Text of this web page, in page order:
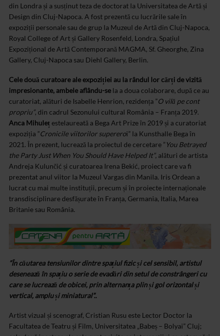
din Londra și a susținut teza de doctorat la Universitatea de Artă și
Design din Cluj-Napoca. A fost prezentă cu lucrările sale în
expoziții personale sau de grup la Muzeul de Artă din Cluj-Napoca,
Royal College of Art și Gallery Rosenfeld, Londra, Spațiul
Expozițional de Artă Contemporană MAGMA, Sf. Gheorghe, Zina
Gallery, Cluj-Napoca sau Diehl Gallery, Berlin.
Cele două curatoare ale expoziției au la rândul lor cărți de vizită
impresionante, ambele aflându-se la a doua colaborare, după ce au
curatoriat, alături de Isabelle Henrion, rezidența ”O vilă pe cont
propriu”, din cadrul Sezonului cultural România – Franța 2019.
Anca Mihuleț estelaureată a Bega Art Prize în 2019 și a curatoriat
expoziția ”Cronicile viitorilor supereroi” la Kunsthalle Bega în
2021. În prezent, lucrează la proiectul de cercetare ” You Betrayed
the Party Just When You Should Have Helped It”, alături de artista
Andreja Kulunčić și curatoarea Irena Bekić, proiect care va fi
prezentat anul viitor la Muzeul Vargas din Manila. Iris Ordean a
lucrat cu mai multe instituții, precum și în proiecte internaționale
transdisciplinare desfășurate în Franța, Germania, Italia, Marea
Britanie sau România.
”În căutarea tensiunilor dintre spațiul fizic și cel sensibil, artistul
desenează în spațiu o serie de evadări din setul de constrângeri cu
care se lucrează de obicei, prin alternanța plin și gol orizontal și
vertical, amplu și miniatural”..
Artist vizual și scenograf, Cristian Rusu este Lector Doctor la
Facultatea de Teatru și Film, Universitatea „Babeș – Bolyai” Cluj;